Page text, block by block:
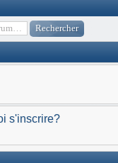
s'inscrire?